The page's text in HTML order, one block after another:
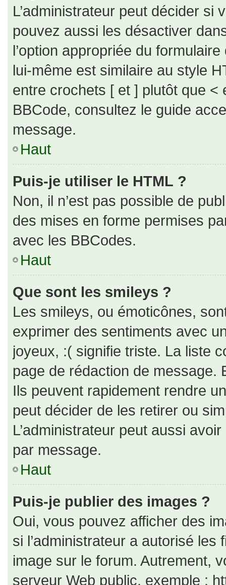
L’administrateur peut décider
pouvez aussi les désactiver
l’option appropriée du
lui-même est similaire au style
entre crochets [ et ] plutôt que <
BBCode, consultez le guide
message.
Haut
Puis-je utiliser le HTML ?
Non, il n’est pas possible de
des mises en forme permises
avec les BBCodes.
Haut
Que sont les smileys ?
Les smileys, ou émoticônes,
exprimer des sentiments avec
joyeux, :( signifie triste. La liste
page de rédaction de message.
Ils peuvent rapidement rendre
peut décider de les retirer ou
L’administrateur peut aussi
par message.
Haut
Puis-je publier des images ?
Oui, vous pouvez afficher des
si l’administrateur a autorisé
image sur le forum. Autrement,
serveur Web public, exemple :